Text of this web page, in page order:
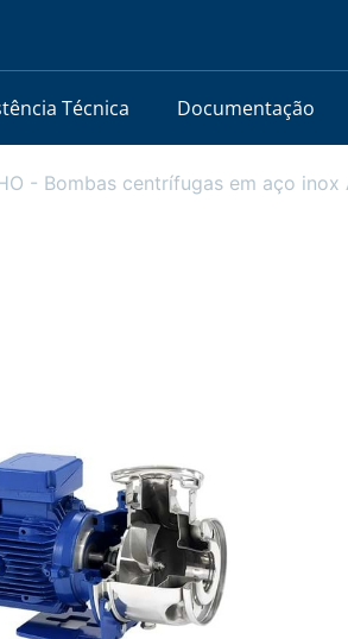
Técnica Documentação
- Bombas centrífugas em aço